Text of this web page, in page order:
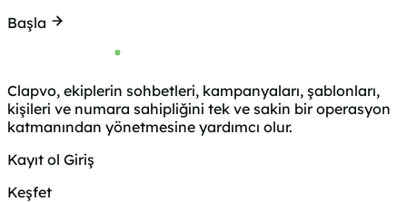
Başla
Clapvo, ekiplerin sohbetleri, kampanyaları, şablonları,
kişileri ve numara sahipliğini tek ve sakin bir operasyon
katmanından yönetmesine yardımcı olur.
Kayıt ol Giriş
Keşfet